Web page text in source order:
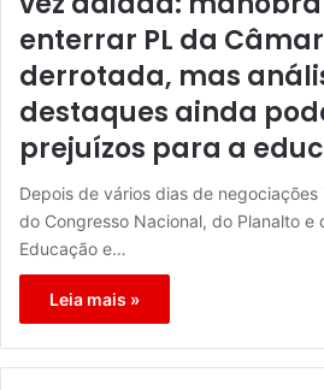
enterrar PL da
derrotada, mas
destaques ainda
prejuízos para a
Depois de vários dias de
do Congresso Nacional, do Planalto e
Educação e…
Leia mais »